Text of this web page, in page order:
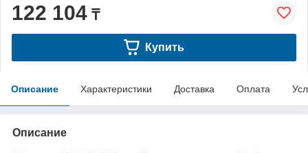
122 104 ₸
Купить
Описание Характеристики Доставка Оплата
Описание